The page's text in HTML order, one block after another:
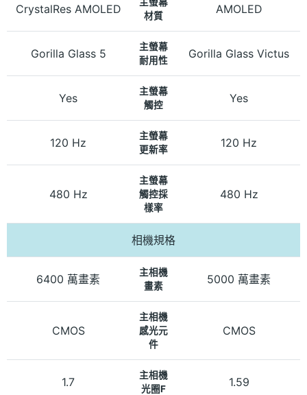
CrystalRes AMOLED
材質
AMOLED
Gorilla Glass 5
主螢幕
耐用性
Gorilla Glass Victus
Yes
主螢幕
觸控
Yes
120 Hz
主螢幕
更新率
120 Hz
480 Hz
主螢幕
觸控採
樣率
480 Hz
相機規格
6400 萬畫素
主相機
畫素
5000 萬畫素
CMOS
主相機
感光元
件
CMOS
1.7
主相機
光圈F
1.59